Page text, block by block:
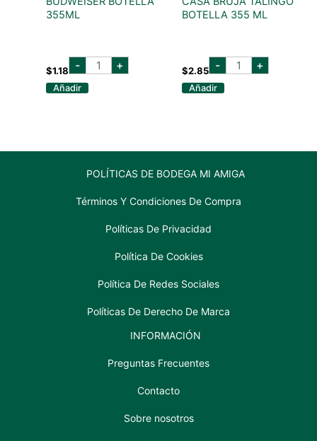
355ML
$1.18 - budweiser
botella
355ml
cantidad
+
Añadir
BOTELLA 355 ML
$2.85 - casa
bruja +
Añadir
POLÍTICAS DE BODEGA MI AMIGA
Términos Y Condiciones De Compra
Políticas De Privacidad
Política De Cookies
Política De Redes Sociales
Políticas De Derecho De Marca
INFORMACIÓN
Preguntas Frecuentes
Contacto
Sobre nosotros